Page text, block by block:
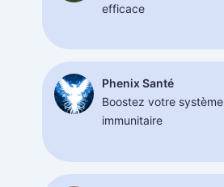
efficace
Phenix Santé
Boostez votre système
immunitaire